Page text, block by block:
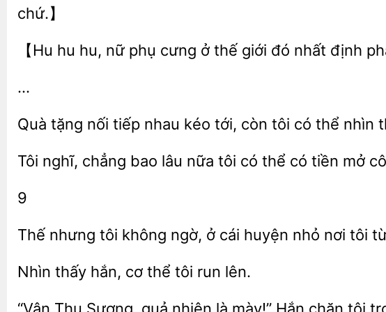
chứ.】
【Hu hu hu, nữ phụ cưng ở giới đó nhất định
…
Quà tặng nối tiếp nhau kéo tới, còn tôi có
Tôi nghĩ, chẳng bao tôi thể có tiền mở
9
Thế nhưng tôi không ngờ, ở cái huyện nhỏ tôi
Nhìn thấy thể tôi run